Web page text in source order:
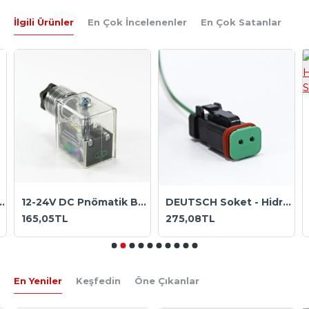
İlgili Ürünler En Çok İncelenenler En Çok Satanlar
Dar Tip Mrt 9004 8,0 mm 2p+t mini
12-24V DC Pnömatik Bobin ve Valf Enerji Bağlantı Soketi Ledli DIN 43650 Dar Tip Mrt 9002 11 mm 2p+t
165,05TL
DEUTSCH Soket - Hidrolik Bobin Bağlantı Soketi Coilworld Mrt 9007D
275,08TL
En Yeniler Keşfedin Öne Çıkanlar